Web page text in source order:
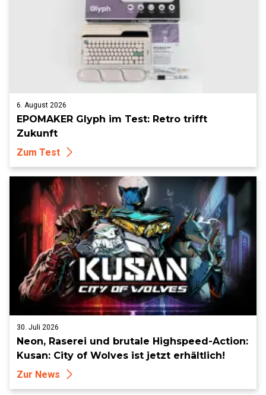
6. August 2026
EPOMAKER Glyph im Test: Retro trifft
Zukunft
Zum Test
30. Juli 2026
Neon, Raserei und brutale Highspeed-Action:
Kusan: City of Wolves ist jetzt erhältlich!
Zur News